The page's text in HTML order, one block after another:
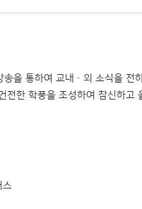
송을 통하여 교내·외 소식을 전
한 학풍을 조성하여 참신하고
스